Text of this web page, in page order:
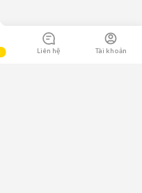
Liên hệ Tài khoản